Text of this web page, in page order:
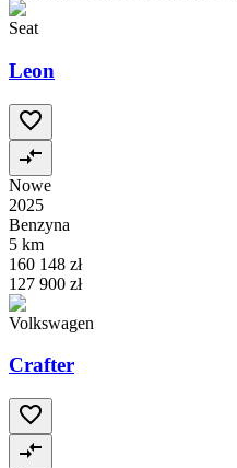
Seat
Leon
Nowe
2025
Benzyna
5 km
160 148 zł
127 900 zł
Volkswagen
Crafter